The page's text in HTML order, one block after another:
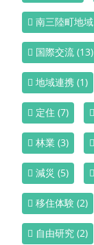
南三陸町地
国際交流 (13)
地域連携 (1)
定住 (7)
林業 (3)
減災 (5)
移住体験 (2)
自由研究 (2)